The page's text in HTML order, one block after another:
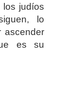
los judíos
lo
ascender
es su